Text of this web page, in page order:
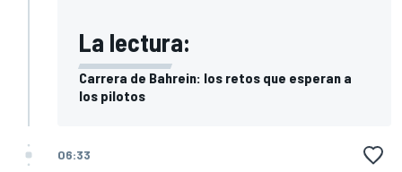
La lectura:
Carrera de Bahrein: los retos que esperan a
los pilotos
06:33